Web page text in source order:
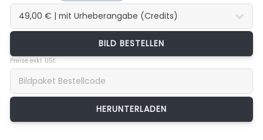
BILD BESTELLEN
Preise exkl. USt.